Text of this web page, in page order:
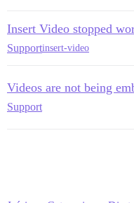
Insert Video stopped
Supportinsert-video
Videos are not being
Support